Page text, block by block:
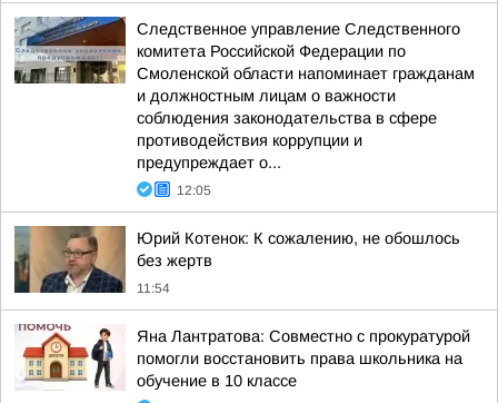
Следственное управление Следственного
комитета Российской Федерации по
Смоленской области напоминает гражданам
и должностным лицам о важности
соблюдения законодательства в сфере
противодействия коррупции и
предупреждает о...
12:05
Юрий Котенок: К сожалению, не обошлось
без жертв
11:54
Яна Лантратова: Совместно с прокуратурой
помогли восстановить права школьника на
обучение в 10 классе